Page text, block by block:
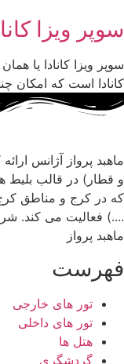
سوپر ویزا
سوپر ویزا کانادا یا
کانادا است که امکان
ماهبد پرواز آژانس
و قطار) در قالب
که در کرج و مناطق
....) فعالیت می کند.
ماهبد پرواز
فهرست
تور های خارجی
تور های داخلی
هتل ها
گردشگری